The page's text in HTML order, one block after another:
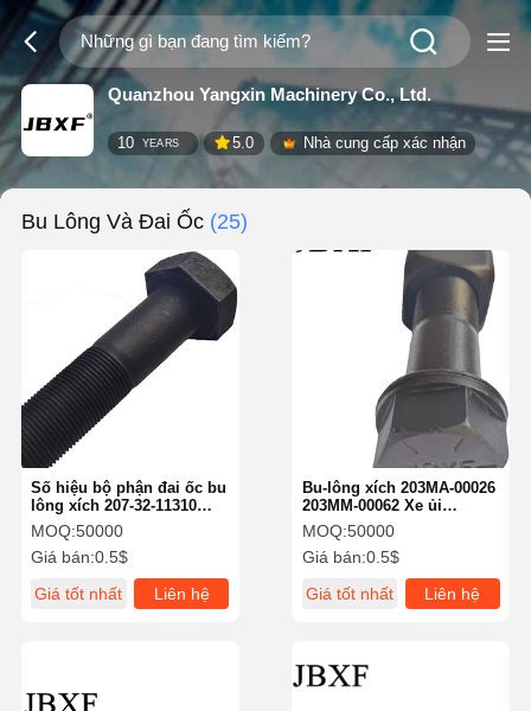
Quanzhou Yangxin Machinery Co., Ltd.
10 YEARS 5.0 Nhà cung cấp xác nhận
Bu Lông Và Đai Ốc (25)
Số hiệu bộ phận đai ốc bu
lông xích 207-32-11310
M36 M42 M45 Kích thước
Loại ren Hệ mét
MOQ:50000
Giá bán:0.5$
Giá tốt nhất
Liên hệ
Bu-lông xích 203MA-00026
203MM-00062 Xe ủi
Shantui Sd16
MOQ:50000
Giá bán:0.5$
Giá tốt nhất
Liên hệ